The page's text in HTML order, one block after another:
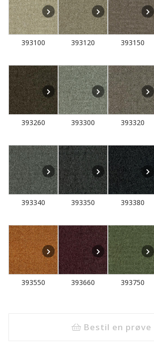
393100 393120 393150
393260 393300 393320
393340 393350 393380
393550 393660 393750
Bestil en prøve